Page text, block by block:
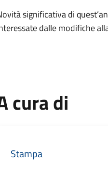
significativa di
dalle modifiche
cura di
Stampa